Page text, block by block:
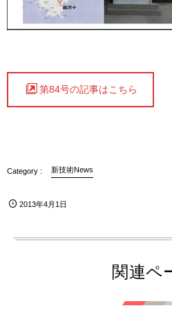
第84号の記事はこちら
新技術News
2013年4月1日
関連ペ